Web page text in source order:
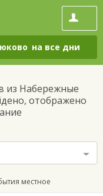
на все дни
из Набережные
отображено
местное